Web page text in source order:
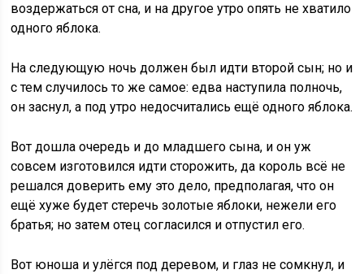
воздержаться от сна, и на другое утро опять не хватило
одного яблока.
На следующую ночь должен был идти второй сын; но и
с тем случилось то же самое: едва наступила полночь,
он заснул, а под утро недосчитались ещё одного яблока.
Вот дошла очередь и до младшего сына, и он уж
совсем изготовился идти сторожить, да король всё не
решался доверить ему это дело, предполагая, что он
ещё хуже будет стеречь золотые яблоки, нежели его
братья; но затем отец согласился и отпустил его.
Вот юноша и улёгся под деревом, и глаз не сомкнул, и